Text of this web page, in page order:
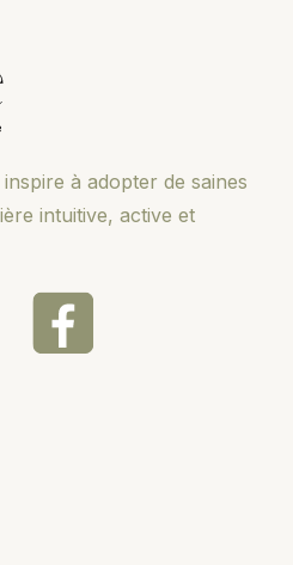
à adopter de saines
intuitive, active et